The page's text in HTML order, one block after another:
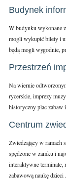
Budynek
W budynku wykonane
mogli wykupić bilety i
będą mogli wygodnie,
Przestrzeń
Na wiernie
rycerskie, imprezy
historyczny plac zabaw
Centrum
Zwiedzający w ramach
spędzone w zamku i
interaktywne terminale,
zabawową naukę dzieci .